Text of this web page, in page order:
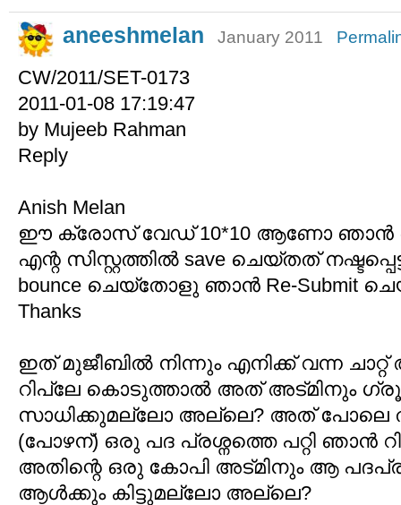
aneeshmelan January 2011
CW/2011/SET-0173
2011-01-08 17:19:47
by Mujeeb Rahman
Reply
Anish Melan
ഈ ക്രോസ് വേഡ് 10*10 ആണോ ഞാന്‍
എന്റ സിസ്റ്റത്തില്‍ save ചെയ്തത്
bounce ചെയ്തോളു ഞാന്‍ Re-Submit
Thanks
ഇത് മുജീബില്‍ നിന്നും എനിക്ക് വന്ന
റിപ്ലേ കൊടുത്താല്‍ അത് അട്മിനും
സാധിക്കുമല്ലോ അല്ലെ? അത് പോലെ
(പോഴന്) ഒരു പദ പ്രശ്നത്തെ പറ്റി ഞാന്‍
അതിന്റെ ഒരു കോപി അട്മിനും ആ
ആള്‍ക്കും കിട്ടുമല്ലോ അല്ലെ?